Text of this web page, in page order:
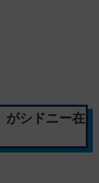
がシドニー在